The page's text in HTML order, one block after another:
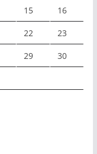
15 16
22 23
29 30